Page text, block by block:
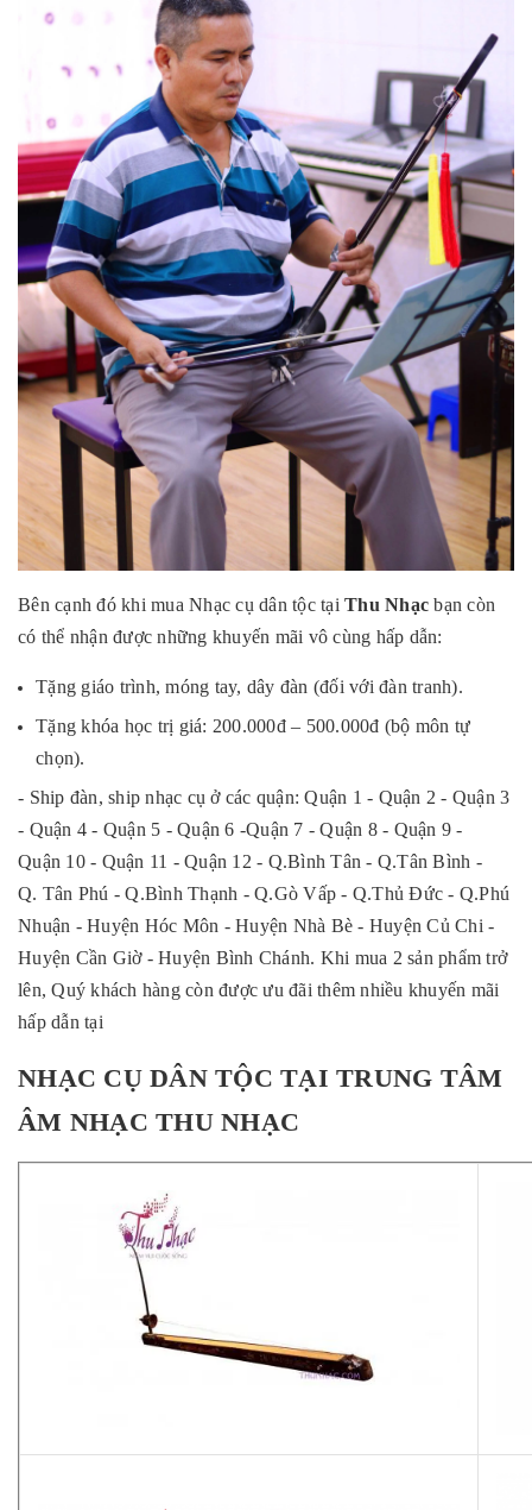
Bên cạnh đó khi mua Nhạc cụ dân tộc tại Thu Nhạc bạn còn
có thể nhận được những khuyến mãi vô cùng hấp dẫn:
Tặng giáo trình, móng tay, dây đàn (đối với đàn tranh).
Tặng khóa học trị giá: 200.000đ – 500.000đ (bộ môn tự
chọn).
- Ship đàn, ship nhạc cụ ở các quận: Quận 1 - Quận 2 - Quận 3
- Quận 4 - Quận 5 - Quận 6 -Quận 7 - Quận 8 - Quận 9 -
Quận 10 - Quận 11 - Quận 12 - Q.Bình Tân - Q.Tân Bình -
Q. Tân Phú - Q.Bình Thạnh - Q.Gò Vấp - Q.Thủ Đức - Q.Phú
Nhuận - Huyện Hóc Môn - Huyện Nhà Bè - Huyện Củ Chi -
Huyện Cần Giờ - Huyện Bình Chánh. Khi mua 2 sản phẩm trở
lên, Quý khách hàng còn được ưu đãi thêm nhiều khuyến mãi
hấp dẫn tại
NHẠC CỤ DÂN TỘC TẠI TRUNG TÂM
ÂM NHẠC THU NHẠC